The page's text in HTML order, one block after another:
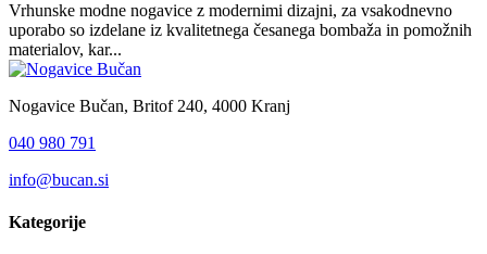
Vrhunske modne nogavice z modernimi dizajni, za vsakodnevno
uporabo so izdelane iz kvalitetnega česanega bombaža in pomožnih
materialov, kar...
Nogavice Bučan, Britof 240, 4000 Kranj
040 980 791
info@bucan.si
Kategorije